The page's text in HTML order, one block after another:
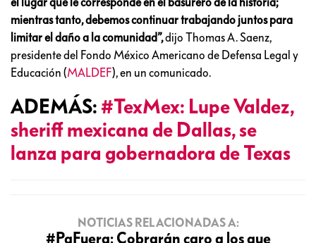
mientras tanto, debemos continuar trabajando juntos para
limitar el daño a la comunidad”,dijo Thomas A. Saenz,
presidente del Fondo México Americano de Defensa Legal y
Educación (MALDEF), en un comunicado.
ADEMÁS: #TexMex: Lupe Valdez,
sheriff mexicana de Dallas, se
lanza para gobernadora de Texas
NOTICIAS RELACIONADAS A:
#PaFuera: Cobrarán caro a los que